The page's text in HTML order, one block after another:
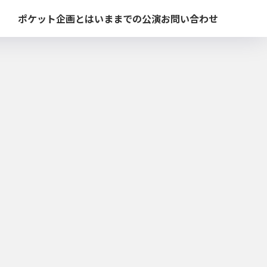
ポケット企画とはいままでの公演お問い合わせ